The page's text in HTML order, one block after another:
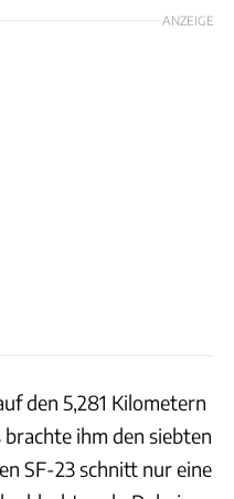
ANZEIGE
den 5,281 Kilometern
ihm den siebten
SF-23 schnitt nur eine